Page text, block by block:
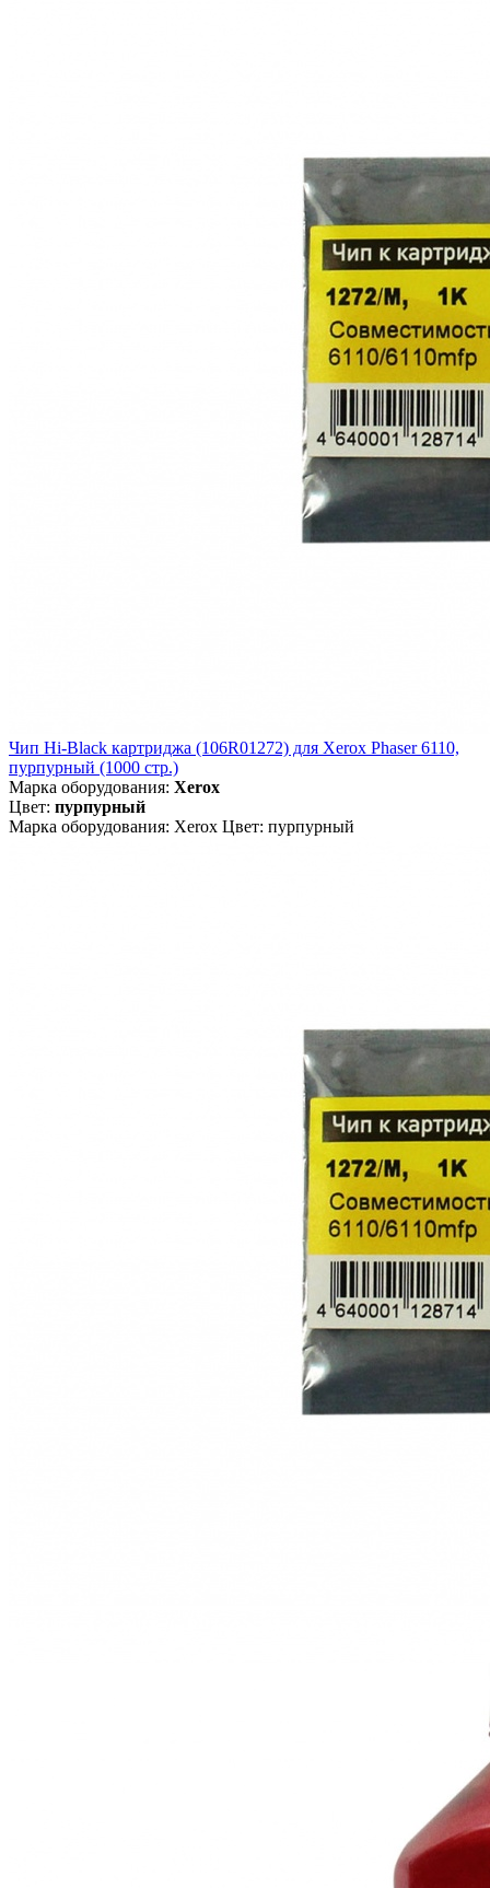
Чип Hi-Black картриджа (106R01272) для Xerox Phaser 6110,
пурпурный (1000 стр.)
Марка оборудования: Xerox
Цвет: пурпурный
Марка оборудования: Xerox Цвет: пурпурный